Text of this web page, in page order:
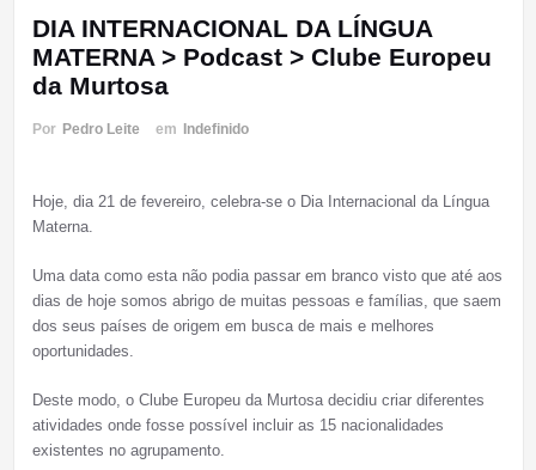
DIA INTERNACIONAL DA LÍNGUA
MATERNA > Podcast > Clube Europeu
da Murtosa
Por Pedro Leite em Indefinido
Hoje, dia 21 de fevereiro, celebra-se o Dia Internacional da Língua
Materna.
Uma data como esta não podia passar em branco visto que até aos
dias de hoje somos abrigo de muitas pessoas e famílias, que saem
dos seus países de origem em busca de mais e melhores
oportunidades.
Deste modo, o Clube Europeu da Murtosa decidiu criar diferentes
atividades onde fosse possível incluir as 15 nacionalidades
existentes no agrupamento.